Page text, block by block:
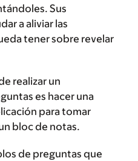
Sus
a aliviar las
tener sobre revelar
realizar un
es hacer una
para tomar
bloc de notas.
de preguntas que